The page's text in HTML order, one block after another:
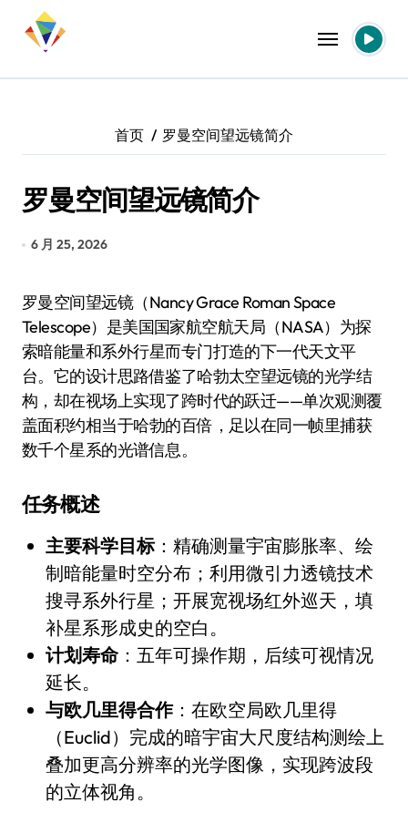
首页 罗曼空间望远镜简介
罗曼空间望远镜简介
6 月 25, 2026
罗曼空间望远镜（Nancy Grace Roman Space
Telescope）是美国国家航空航天局（NASA）为探
索暗能量和系外行星而专门打造的下一代天文平
台。它的设计思路借鉴了哈勃太空望远镜的光学结
构，却在视场上实现了跨时代的跃迁——单次观测覆
盖面积约相当于哈勃的百倍，足以在同一帧里捕获
数千个星系的光谱信息。
任务概述
主要科学目标：精确测量宇宙膨胀率、绘
制暗能量时空分布；利用微引力透镜技术
搜寻系外行星；开展宽视场红外巡天，填
补星系形成史的空白。
计划寿命：五年可操作期，后续可视情况
延长。
与欧几里得合作：在欧空局欧几里得
（Euclid）完成的暗宇宙大尺度结构测绘上
叠加更高分辨率的光学图像，实现跨波段
的立体视角。